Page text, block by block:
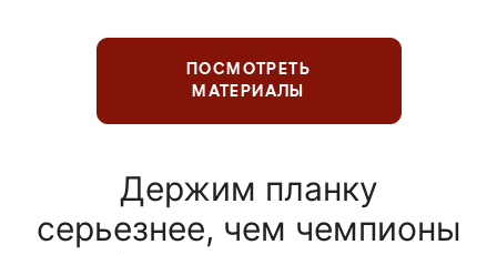
ПОСМОТРЕТЬ
МАТЕРИАЛЫ
Держим планку
серьезнее, чем чемпионы